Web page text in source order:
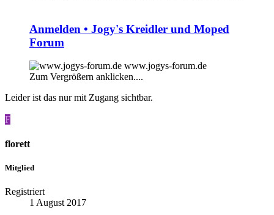
Anmelden • Jogy's Kreidler und Moped
Forum
www.jogys-forum.de
Zum Vergrößern anklicken....
Leider ist das nur mit Zugang sichtbar.
F
florett
Mitglied
Registriert
1 August 2017